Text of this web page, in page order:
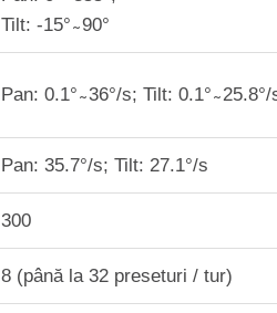
Tilt: -15° ̴ 90°
Pan: 0.1° ̴ 36°/s; Tilt: 0.1° ̴ 25.8°/
Pan: 35.7°/s; Tilt: 27.1°/s
300
8 (până la 32 preseturi / tur)